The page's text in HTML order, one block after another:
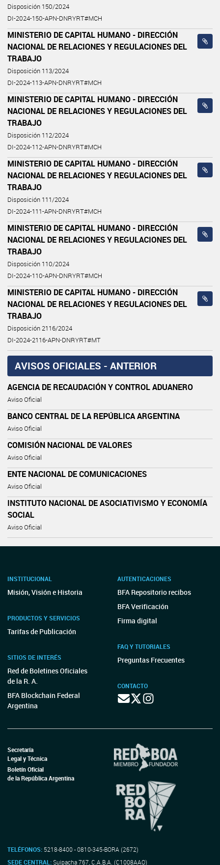
Disposición 150/2024
DI-2024-150-APN-DNRYRT#MCH
MINISTERIO DE CAPITAL HUMANO - DIRECCIÓN
NACIONAL DE RELACIONES Y REGULACIONES DEL
TRABAJO
Disposición 113/2024
DI-2024-113-APN-DNRYRT#MCH
MINISTERIO DE CAPITAL HUMANO - DIRECCIÓN
NACIONAL DE RELACIONES Y REGULACIONES DEL
TRABAJO
Disposición 112/2024
DI-2024-112-APN-DNRYRT#MCH
MINISTERIO DE CAPITAL HUMANO - DIRECCIÓN
NACIONAL DE RELACIONES Y REGULACIONES DEL
TRABAJO
Disposición 111/2024
DI-2024-111-APN-DNRYRT#MCH
MINISTERIO DE CAPITAL HUMANO - DIRECCIÓN
NACIONAL DE RELACIONES Y REGULACIONES DEL
TRABAJO
Disposición 110/2024
DI-2024-110-APN-DNRYRT#MCH
MINISTERIO DE CAPITAL HUMANO - DIRECCIÓN
NACIONAL DE RELACIONES Y REGULACIONES DEL
TRABAJO
Disposición 2116/2024
DI-2024-2116-APN-DNRYRT#MT
AVISOS OFICIALES - ANTERIOR
AGENCIA DE RECAUDACIÓN Y CONTROL ADUANERO
Aviso Oficial
BANCO CENTRAL DE LA REPÚBLICA ARGENTINA
Aviso Oficial
COMISIÓN NACIONAL DE VALORES
Aviso Oficial
ENTE NACIONAL DE COMUNICACIONES
Aviso Oficial
INSTITUTO NACIONAL DE ASOCIATIVISMO Y ECONOMÍA
SOCIAL
Aviso Oficial
INSTITUCIONAL
Misión, Visión e Historia
PRODUCTOS Y SERVICIOS
Tarifas de Publicación
SITIOS DE INTERÉS
Red de Boletines Oficiales
de la R. A.
BFA Blockchain Federal
Argentina
AUTENTICACIONES
BFA Repositorio recibos
BFA Verificación
Firma digital
FAQ Y TUTORIALES
Preguntas Frecuentes
CONTACTO
Secretaría
Legal y Técnica
Boletín Oficial
de la República Argentina
TELÉFONOS: 5218-8400 - 0810-345-BORA (2672)
SEDE CENTRAL:Suipacha 767, C.A.B.A. (C1008AAO)